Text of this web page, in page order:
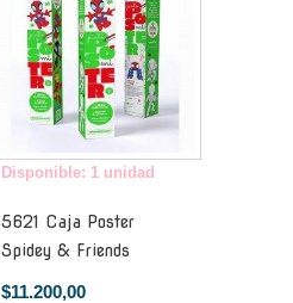
Disponible: 1 unidad
5621 Caja Poster
Spidey & Friends
$11.200,00